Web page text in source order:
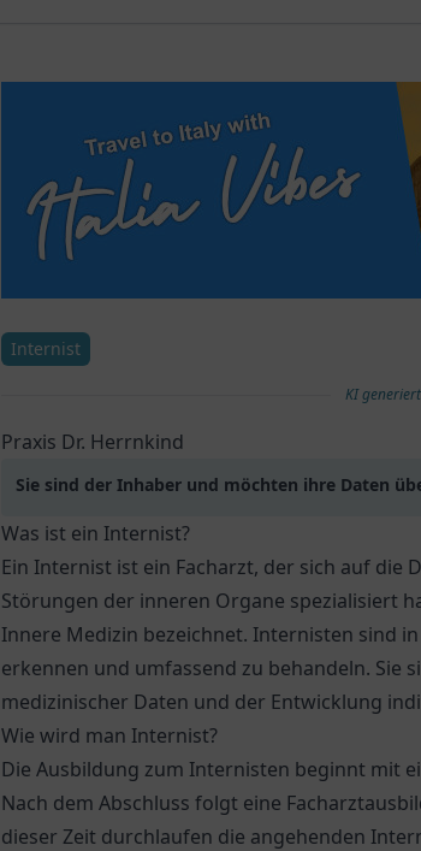
Internist
KI
Praxis Dr. Herrnkind
Sie sind der Inhaber und möchten ihre Daten
Was ist ein Internist?
Ein Internist ist ein Facharzt, der sich auf die
Störungen der inneren Organe spezialisiert
Innere Medizin bezeichnet. Internisten sind
erkennen und umfassend zu behandeln. Sie
medizinischer Daten und der Entwicklung
Wie wird man Internist?
Die Ausbildung zum Internisten beginnt mit
Nach dem Abschluss folgt eine
dieser Zeit durchlaufen die angehenden